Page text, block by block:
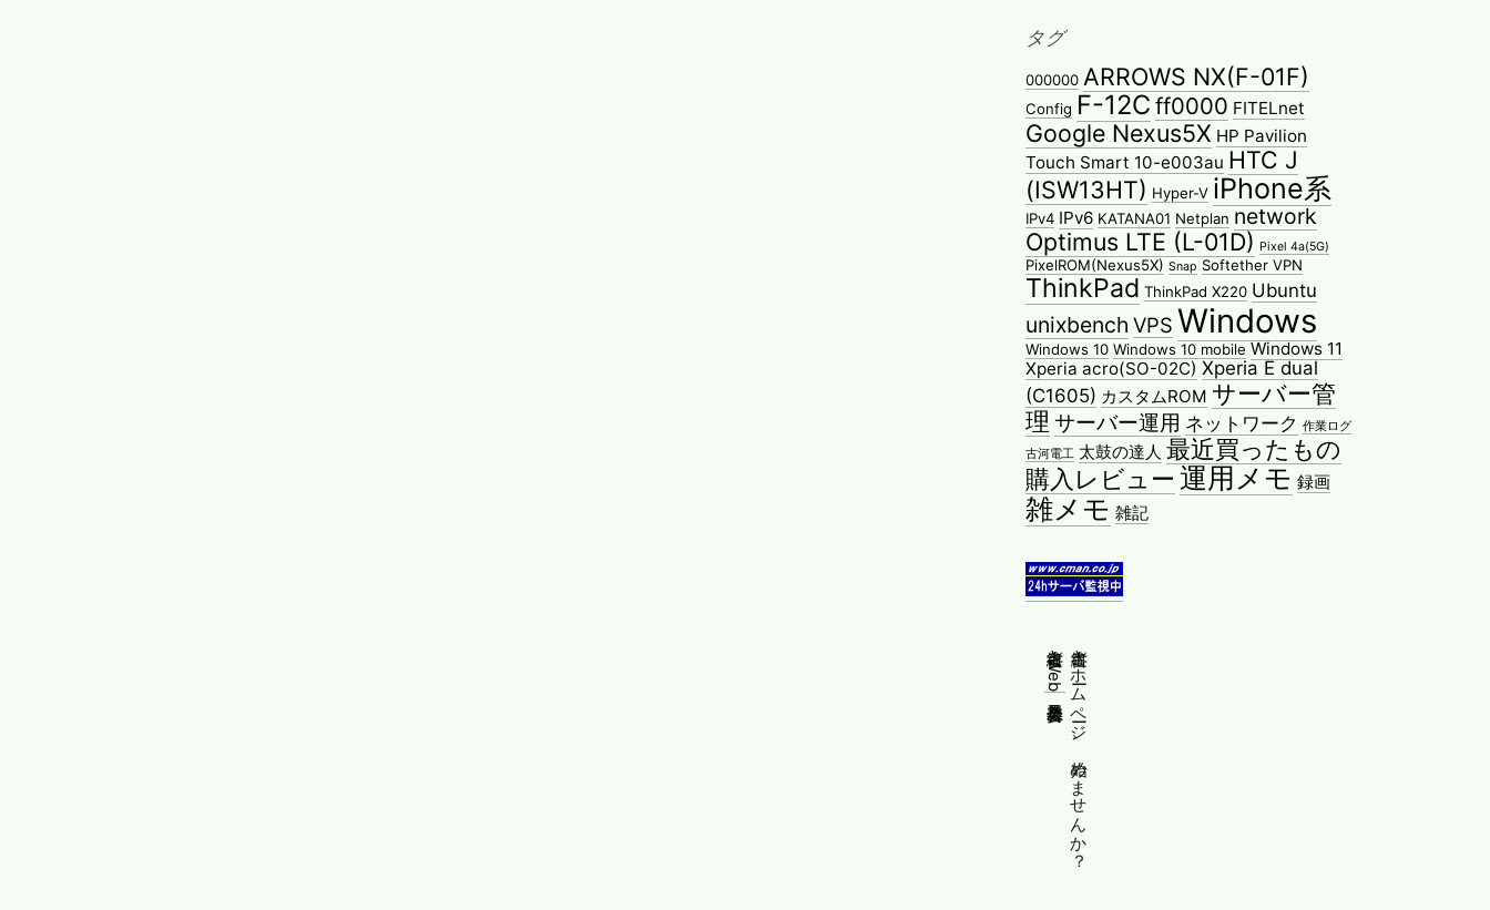
タグ
000000 ARROWS NX(F-01F)
Config F-12C ff0000 FITELnet
Google Nexus5X HP Pavilion
Touch Smart 10-e003au HTC J
(ISW13HT) Hyper-V iPhone系
IPv4 IPv6 KATANA01 Netplan network
Optimus LTE (L-01D) Pixel 4a(5G)
PixelROM(Nexus5X) Snap Softether VPN
ThinkPad ThinkPad X220 Ubuntu
unixbench VPS Windows
Windows 10 Windows 10 mobile Windows 11
Xperia acro(SO-02C) Xperia E dual
(C1605) カスタムROM サーバー管
理 サーバー運用 ネットワーク 作業ログ
古河電工 太鼓の達人 最近買ったもの
購入レビュー 運用メモ 録画
雑メモ 雑記
縦書きホームページ、始めませんか？
縦書きWeb普及委員会